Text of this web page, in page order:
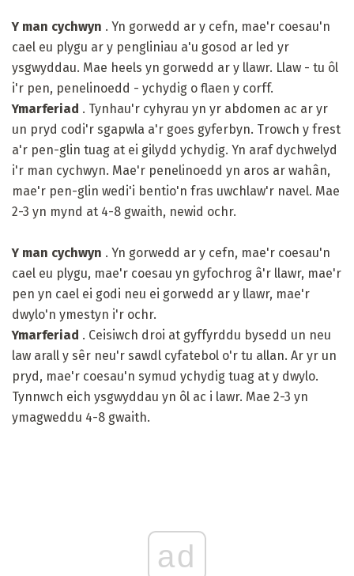
Y man cychwyn . Yn gorwedd ar y cefn, mae'r coesau'n
cael eu plygu ar y pengliniau a'u gosod ar led yr
ysgwyddau. Mae heels yn gorwedd ar y llawr. Llaw - tu ôl
i'r pen, penelinoedd - ychydig o flaen y corff.
Ymarferiad . Tynhau'r cyhyrau yn yr abdomen ac ar yr
un pryd codi'r sgapwla a'r goes gyferbyn. Trowch y frest
a'r pen-glin tuag at ei gilydd ychydig. Yn araf dychwelyd
i'r man cychwyn. Mae'r penelinoedd yn aros ar wahân,
mae'r pen-glin wedi'i bentio'n fras uwchlaw'r navel. Mae
2-3 yn mynd at 4-8 gwaith, newid ochr.
Y man cychwyn . Yn gorwedd ar y cefn, mae'r coesau'n
cael eu plygu, mae'r coesau yn gyfochrog â'r llawr, mae'r
pen yn cael ei godi neu ei gorwedd ar y llawr, mae'r
dwylo'n ymestyn i'r ochr.
Ymarferiad . Ceisiwch droi at gyffyrddu bysedd un neu
law arall y sêr neu'r sawdl cyfatebol o'r tu allan. Ar yr un
pryd, mae'r coesau'n symud ychydig tuag at y dwylo.
Tynnwch eich ysgwyddau yn ôl ac i lawr. Mae 2-3 yn
ymagweddu 4-8 gwaith.
ad